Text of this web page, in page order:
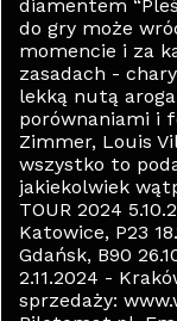
diamentem
do gry może
momencie i za
zasadach -
lekką nutą
porównaniami i
Zimmer, Louis
wszystko to
jakiekolwiek
TOUR 2024
Katowice, P23
Gdańsk, B90
2.11.2024 -
sprzedaży: